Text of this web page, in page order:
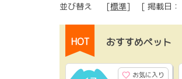
並び替え [標準] [ 掲載日：
HOT おすすめペット
お気に入り